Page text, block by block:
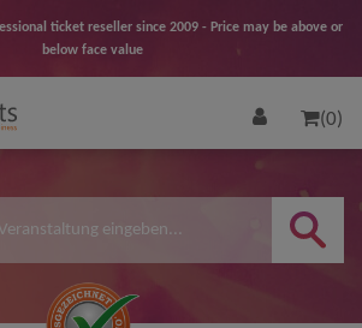
ticket reseller since 2009 - Price may be above or
below face value
(0)